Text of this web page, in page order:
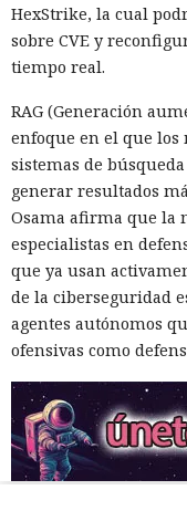
HexStrike, la cual
sobre CVE y
tiempo real.
RAG (Generación
enfoque en el que los
sistemas de
generar resultados
Osama afirma que la
especialistas en
que ya usan
de la ciberseguridad
agentes autónomos
ofensivas como